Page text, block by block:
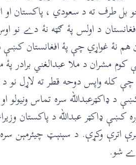
طرف ته د سعودي ، پاکستان او
د اولس پۀ ګټه نۀ دے نو
غواړي چې پۀ افغانستان کښې د
کوم مشران د ملا عبدالغني
واپس دوحه قطر ته لاړل نو د
د ډاکټرعبدالله سره تماس
کښې ډاکټر عبدالله د پاکستان
اترې وکړې. د سېنېټ چيئرمېن
شو.